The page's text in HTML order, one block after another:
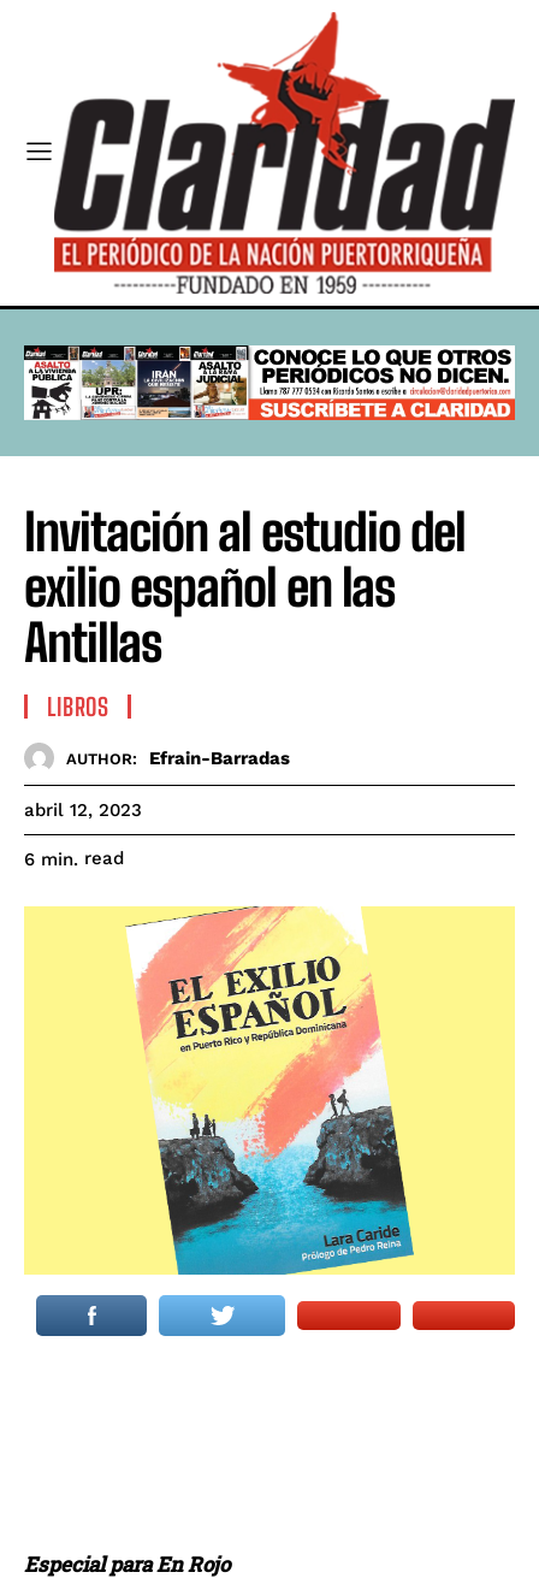
Invitación al estudio del
exilio español en las
Antillas
LIBROS
AUTHOR: Efrain-Barradas
abril 12, 2023
6 min. read
Especial para En Rojo